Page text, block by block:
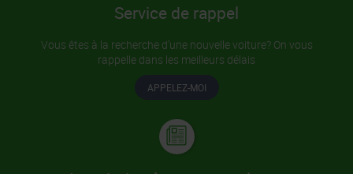
Service de rappel
Vous êtes à la recherche d'une nouvelle voiture? On vous
rappelle dans les meilleurs délais
APPELEZ-MOI